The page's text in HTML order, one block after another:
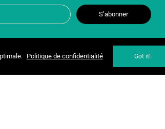
S’abonner
Politique de confidentialité Got it!